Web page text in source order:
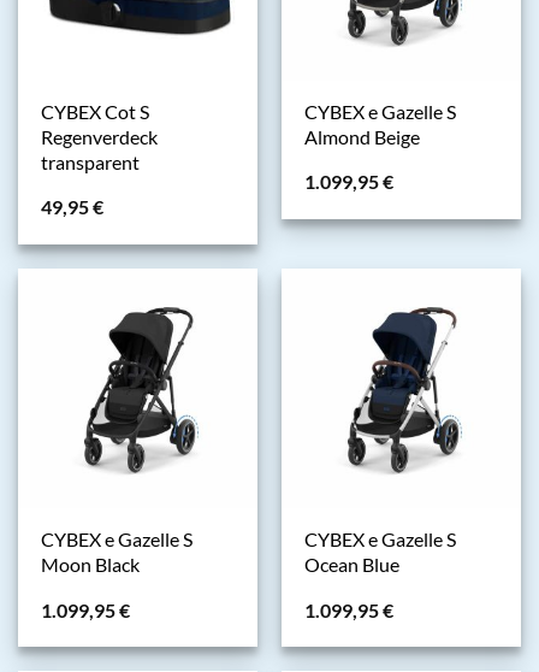
CYBEX Cot S
Regenverdeck
transparent
49,95€
CYBEX e Gazelle S
Almond Beige
1.099,95€
CYBEX e Gazelle S
Moon Black
1.099,95€
CYBEX e Gazelle S
Ocean Blue
1.099,95€